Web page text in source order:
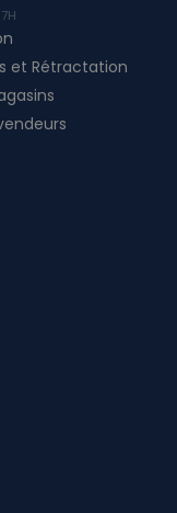
et Rétractation